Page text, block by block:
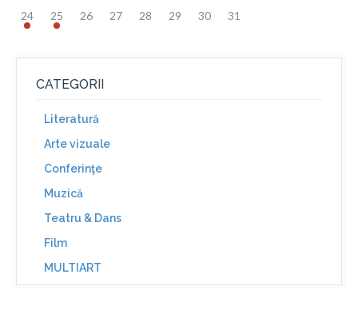
24 25 26 27 28 29 30 31
CATEGORII
Literatură
Arte vizuale
Conferinţe
Muzică
Teatru & Dans
Film
MULTIART